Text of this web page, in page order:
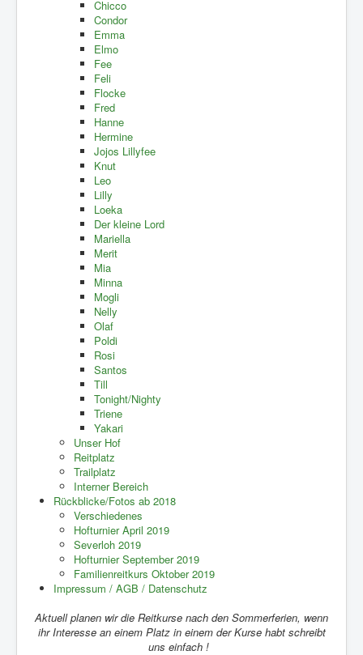
Chicco
Condor
Emma
Elmo
Fee
Feli
Flocke
Fred
Hanne
Hermine
Jojos Lillyfee
Knut
Leo
Lilly
Loeka
Der kleine Lord
Mariella
Merit
Mia
Minna
Mogli
Nelly
Olaf
Poldi
Rosi
Santos
Till
Tonight/Nighty
Triene
Yakari
Unser Hof
Reitplatz
Trailplatz
Interner Bereich
Rückblicke/Fotos ab 2018
Verschiedenes
Hofturnier April 2019
Severloh 2019
Hofturnier September 2019
Familienreitkurs Oktober 2019
Impressum / AGB / Datenschutz
Aktuell planen wir die Reitkurse nach den Sommerferien, wenn
ihr Interesse an einem Platz in einem der Kurse habt schreibt
uns einfach !